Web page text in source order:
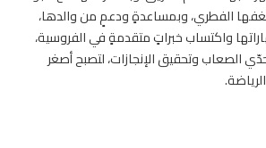
الفطري، وبمساعدةٍ ودعمٍ من والدها،
واكتساب خبراتٍ متقدمةٍ في الفروسية،
الصعاب وتحقيق الإنجازات، لتصبح أصغر